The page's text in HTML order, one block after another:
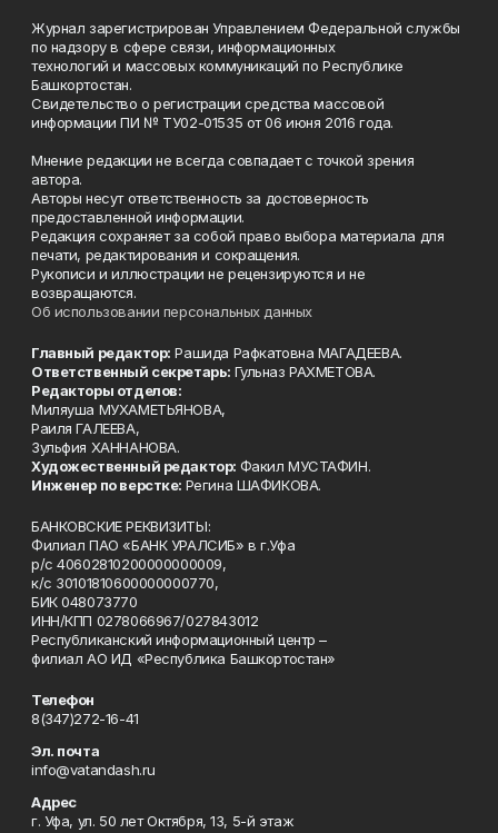
Журнал зарегистрирован Управлением Федеральной службы
по надзору в сфере связи, информационных
технологий и массовых коммуникаций по Республике
Башкортостан.
Свидетельство о регистрации средства массовой
информации ПИ № ТУ02-01535 от 06 июня 2016 года.
Мнение редакции не всегда совпадает с точкой зрения
автора.
Авторы несут ответственность за достоверность
предоставленной информации.
Редакция сохраняет за собой право выбора материала для
печати, редактирования и сокращения.
Рукописи и иллюстрации не рецензируются и не
возвращаются.
Об использовании персональных данных
Главный редактор: Рашида Рафкатовна МАГАДЕЕВА.
Ответственный секретарь: Гульназ РАХМЕТОВА.
Редакторы отделов:
Миляуша МУХАМЕТЬЯНОВА,
Раиля ГАЛЕЕВА,
Зульфия ХАННАНОВА.
Художественный редактор: Факил МУСТАФИН.
Инженер по верстке: Регина ШАФИКОВА.
БАНКОВСКИЕ РЕКВИЗИТЫ:
Филиал ПАО «БАНК УРАЛСИБ» в г.Уфа
р/с 40602810200000000009,
к/с 30101810600000000770,
БИК 048073770
ИНН/КПП 0278066967/027843012
Республиканский информационный центр –
филиал АО ИД «Республика Башкортостан»
Телефон
8(347)272-16-41
Эл. почта
info@vatandash.ru
Адрес
г. Уфа, ул. 50 лет Октября, 13, 5-й этаж